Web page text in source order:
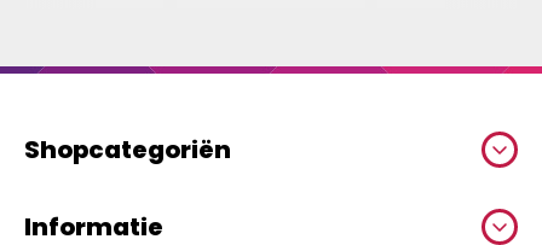
Shopcategoriën
Informatie